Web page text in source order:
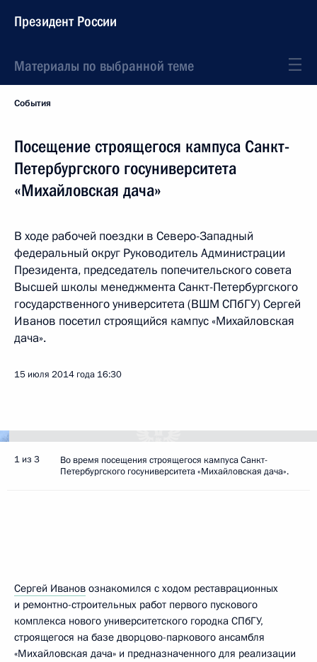
Президент России
Материалы по выбранной теме
События
Посещение строящегося кампуса Санкт-
Петербургского госуниверситета
«Михайловская дача»
В ходе рабочей поездки в Северо-Западный
федеральный округ Руководитель Администрации
Президента, председатель попечительского совета
Высшей школы менеджмента Санкт-Петербургского
государственного университета (ВШМ СПбГУ) Сергей
Иванов посетил строящийся кампус «Михайловская
дача».
15 июля 2014 года 16:30
1 из 3
Во время посещения строящегося кампуса Санкт-
Петербургского госуниверситета «Михайловская дача».
Сергей Иванов ознакомился с ходом реставрационных
и ремонтно-строительных работ первого пускового
комплекса нового университетского городка СПбГУ,
строящегося на базе дворцово-паркового ансамбля
«Михайловская дача» и предназначенного для реализации